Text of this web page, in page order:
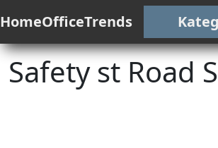
HomeOfficeTrends
Safety st Road